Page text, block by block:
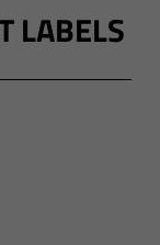
LABELS